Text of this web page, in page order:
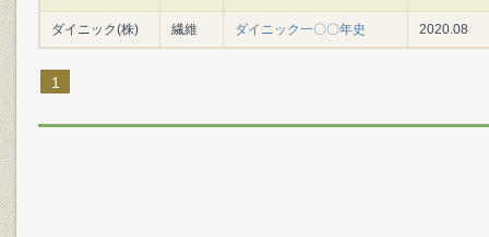
ダイニック(株) 繊維 ダイニック一〇〇年史 2020.08
1